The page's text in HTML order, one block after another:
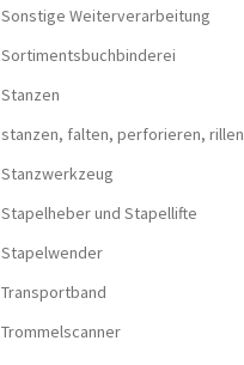
Sonstige Weiterverarbeitung
Sortimentsbuchbinderei
Stanzen
stanzen, falten, perforieren, rillen
Stanzwerkzeug
Stapelheber und Stapellifte
Stapelwender
Transportband
Trommelscanner